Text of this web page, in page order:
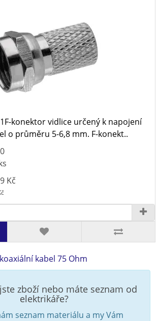
konektor vidlice určený k napojení
o průměru 5-6,8 mm. F-konekt..
Kč
koaxiální kabel 75 Ohm
zboží nebo máte seznam od
elektrikáře?
seznam materiálu a my Vám